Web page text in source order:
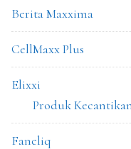
Berita Maxxima
CellMaxx Plus
Elixxi
Produk
Faneliq